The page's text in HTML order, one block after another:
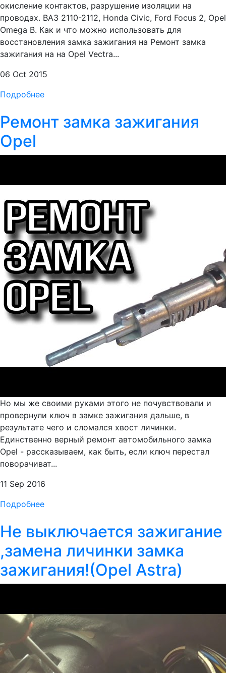
окисление контактов, разрушение изоляции на
проводах. ВАЗ 2110-2112, Honda Civic, Ford Focus 2, Opel
Omega B. Как и что можно использовать для
восстановления замка зажигания на Ремонт замка
зажигания на на Opel Vectra...
06 Oct 2015
Подробнее
Ремонт замка зажигания
Opel
Но мы же своими руками этого не почувствовали и
провернули ключ в замке зажигания дальше, в
результате чего и сломался хвост личинки.
Единственно верный ремонт автомобильного замка
Opel - рассказываем, как быть, если ключ перестал
поворачиват...
11 Sep 2016
Подробнее
Не выключается зажигание
,замена личинки замка
зажигания!(Opel Astra)